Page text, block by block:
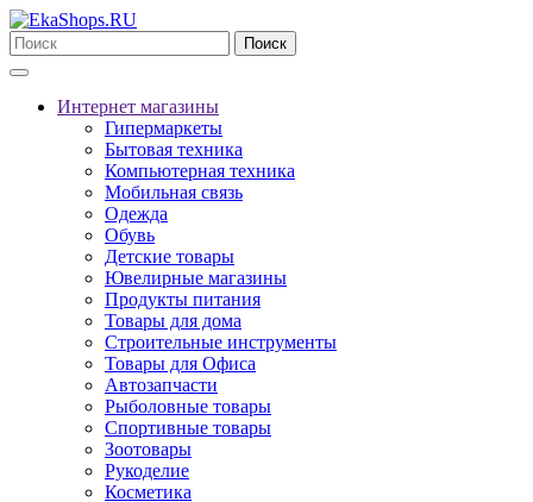
Поиск
Интернет магазины
Гипермаркеты
Бытовая техника
Компьютерная техника
Мобильная связь
Одежда
Обувь
Детские товары
Ювелирные магазины
Продукты питания
Товары для дома
Строительные инструменты
Товары для Офиса
Автозапчасти
Рыболовные товары
Спортивные товары
Зоотовары
Рукоделие
Косметика